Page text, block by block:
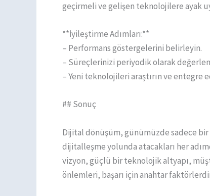
geçirmeli ve gelişen teknolojilere ayak
**İyileştirme Adımları:**
– Performans göstergelerini belirleyin.
– Süreçlerinizi periyodik olarak
– Yeni teknolojileri araştırın ve entegre
## Sonuç
Dijital dönüşüm, günümüzde sadece
dijitalleşme yolunda atacakları her
vizyon, güçlü bir teknolojik altyapı,
önlemleri, başarı için anahtar